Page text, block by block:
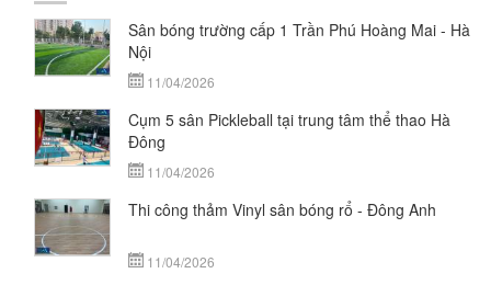
Sân bóng trường cấp 1 Trần Phú Hoàng Mai - Hà
Nội
11/04/2026
Cụm 5 sân Pickleball tại trung tâm thể thao Hà
Đông
11/04/2026
Thi công thảm Vinyl sân bóng rổ - Đông Anh
11/04/2026